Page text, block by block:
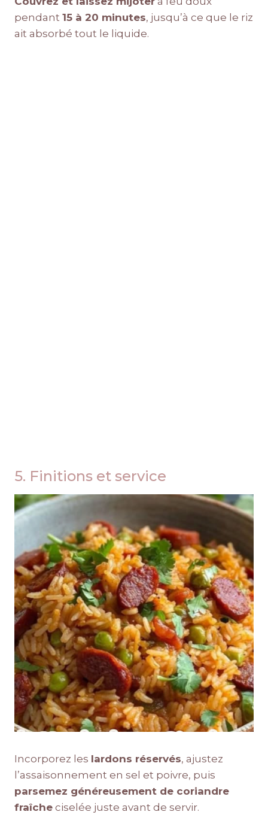
pendant 15 à 20 minutes, jusqu’à ce que le riz
ait absorbé tout le liquide.
5. Finitions et service
Incorporez les lardons réservés, ajustez
l’assaisonnement en sel et poivre, puis
parsemez généreusement de coriandre
fraîche ciselée juste avant de servir.